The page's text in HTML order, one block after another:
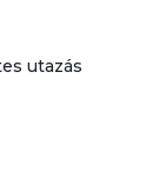
utazás